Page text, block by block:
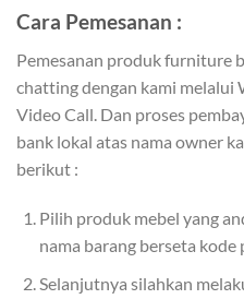
Cara Pemesanan :
Pemesanan produk furniture
chatting dengan kami melalui
Video Call. Dan proses
bank lokal atas nama owner
berikut :
Pilih produk mebel yang
nama barang berseta
Selanjutnya silahkan